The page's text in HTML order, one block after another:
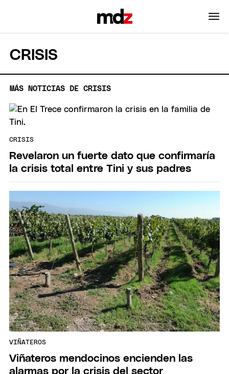
CRISIS
MÁS NOTICIAS DE CRISIS
CRISIS
Revelaron un fuerte dato que confirmaría
la crisis total entre Tini y sus padres
VIÑATEROS
Viñateros mendocinos encienden las
alarmas por la crisis del sector